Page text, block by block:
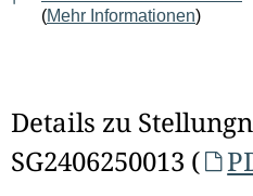
(Mehr Informationen)
Details zu
SG2406250013 (